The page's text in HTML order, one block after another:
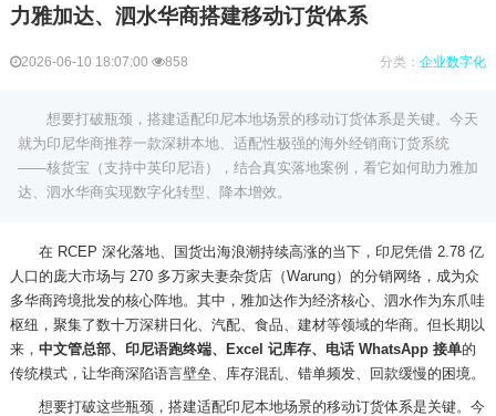
力雅加达、泗水华商搭建移动订货体系
2026-06-10 18:07:00 858 分类：企业数字化
想要打破瓶颈，搭建适配印尼本地场景的移动订货体系是关键。今天
就为印尼华商推荐一款深耕本地、适配性极强的海外经销商订货系统
——核货宝（支持中英印尼语），结合真实落地案例，看它如何助力雅加
达、泗水华商实现数字化转型、降本增效。
在 RCEP 深化落地、国货出海浪潮持续高涨的当下，印尼凭借 2.78 亿
人口的庞大市场与 270 多万家夫妻杂货店（Warung）的分销网络，成为众
多华商跨境批发的核心阵地。其中，雅加达作为经济核心、泗水作为东爪哇
枢纽，聚集了数十万深耕日化、汽配、食品、建材等领域的华商。但长期以
来， 中文管总部、印尼语跑终端、 Excel 记库存、电话 WhatsApp 接单的
传统模式，让华商深陷语言壁垒、库存混乱、错单频发、回款缓慢的困境。
想要打破这些瓶颈，搭建适配印尼本地场景的移动订货体系是关键。今